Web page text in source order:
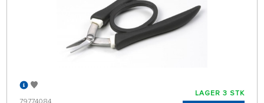
LAGER 3 STK